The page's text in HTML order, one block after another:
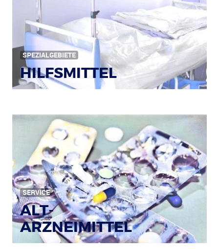
SPEZIALGEBIETE
HILFSMITTEL
Bild: © Rainer Sturm / pixelio.de
SERVICE
ALT-
ARZNEIMITTEL